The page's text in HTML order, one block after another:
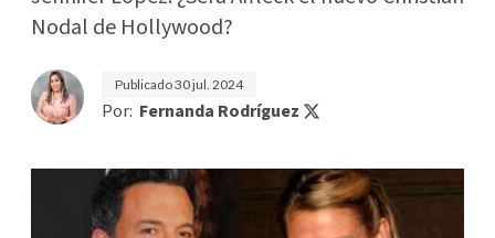
Nodal de Hollywood?
Publicado30 jul. 2024
Por: Fernanda Rodríguez